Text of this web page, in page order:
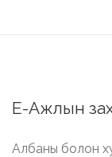
Е-Ажлын
Албаны болон